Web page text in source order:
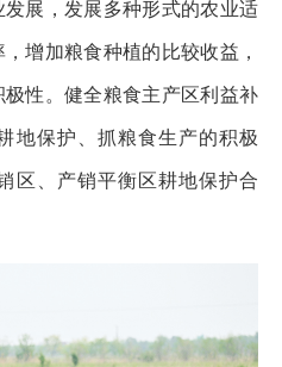
展，发展多种形式的农业适
增加粮食种植的比较收益，
性。健全粮食主产区利益补
地保护、抓粮食生产的积极
区、产销平衡区耕地保护合